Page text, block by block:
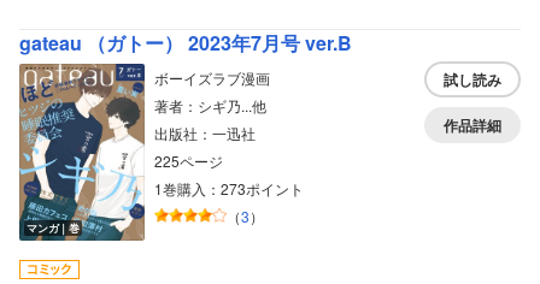
gateau （ガトー） 2023年7月号 ver.B
マンガ｜巻
ボーイズラブ漫画
著者：シギ乃...他
出版社：一迅社
225ページ
1巻購入：273ポイント
（3）
試し読み
作品詳細